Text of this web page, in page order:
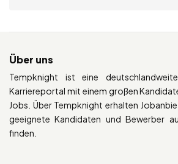
Über uns
Tempknight ist eine
Karriereportal mit einem großen
Jobs. Über Tempknight erhalten
geeignete Kandidaten und Bewerber
finden.